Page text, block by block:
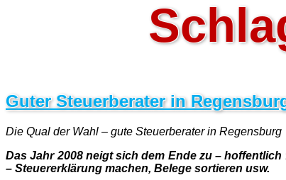
Guter Steuerberater in
Die Qual der Wahl – gute Steuerberater in Regensburg
Das Jahr 2008 neigt sich dem Ende zu –
– Steuererklärung machen, Belege sortieren usw.